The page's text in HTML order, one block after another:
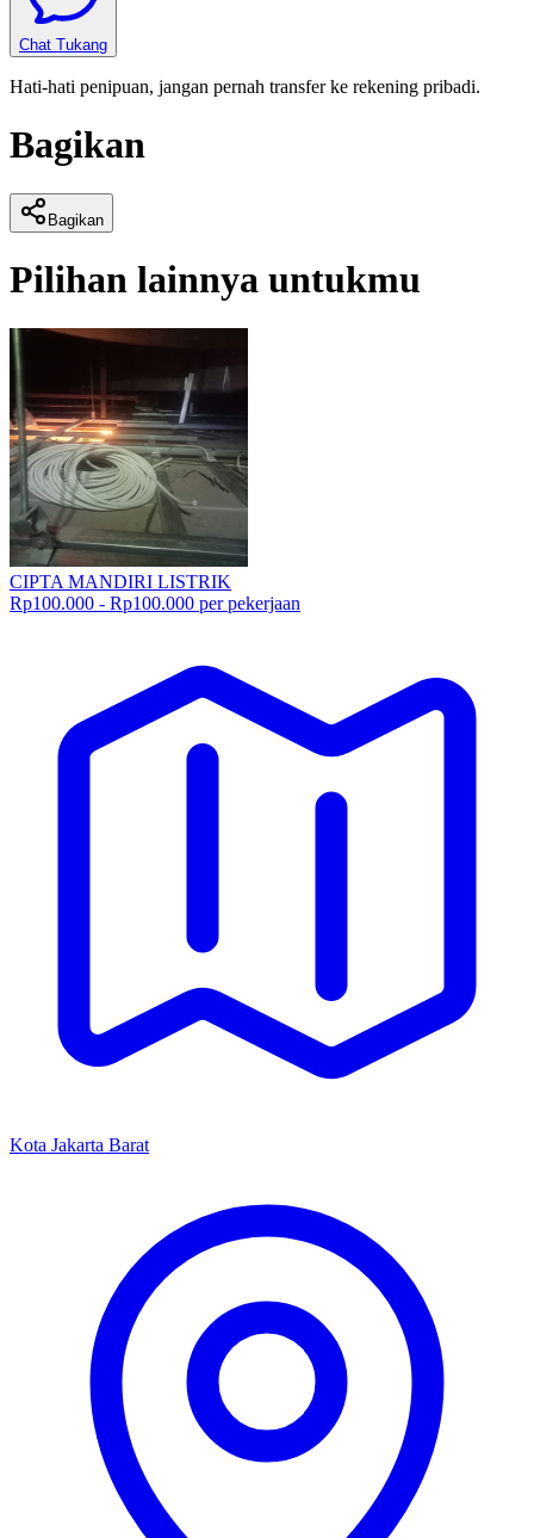
Chat Tukang
Hati-hati penipuan, jangan pernah transfer ke rekening pribadi.
Bagikan
Bagikan
Pilihan lainnya untukmu
CIPTA MANDIRI LISTRIK
Rp100.000 - Rp100.000 per pekerjaan
Kota Jakarta Barat